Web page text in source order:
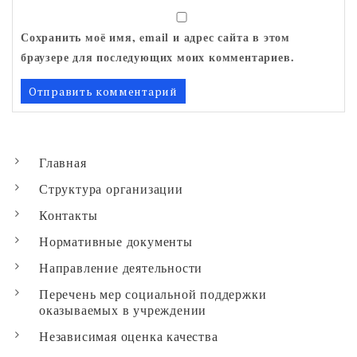
Сохранить моё имя, email и адрес сайта в этом
браузере для последующих моих комментариев.
Главная
Структура организации
Контакты
Нормативные документы
Направление деятельности
Перечень мер социальной поддержки
оказываемых в учреждении
Независимая оценка качества